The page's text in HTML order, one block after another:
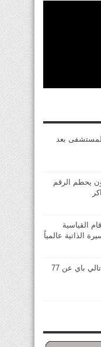
بعد
يحطم الرقم
القياسية
الذاتية عالمياً
وفاة الممثلة الفرنسية ناتالي باي عن 77